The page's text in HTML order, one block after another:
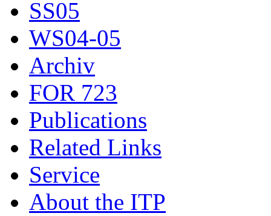
SS05
WS04-05
Archiv
FOR 723
Publications
Related Links
Service
About the ITP